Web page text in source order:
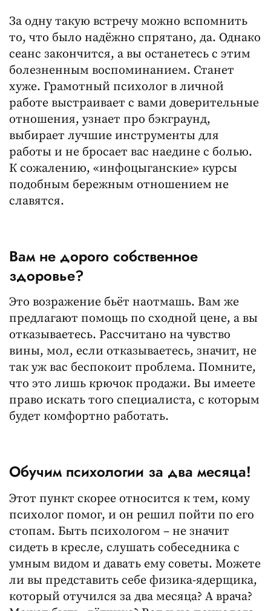
За одну такую встречу можно вспомнить
то, что было надёжно спрятано, да. Однако
сеанс закончится, а вы останетесь с этим
болезненным воспоминанием. Станет
хуже. Грамотный психолог в личной
работе выстраивает с вами доверительные
отношения, узнает про бэкграунд,
выбирает лучшие инструменты для
работы и не бросает вас наедине с болью.
К сожалению, «инфоцыганские» курсы
подобным бережным отношением не
славятся.
Вам не дорого собственное
здоровье?
Это возражение бьёт наотмашь. Вам же
предлагают помощь по сходной цене, а вы
отказываетесь. Рассчитано на чувство
вины, мол, если отказываетесь, значит, не
так уж вас беспокоит проблема. Помните,
что это лишь крючок продажи. Вы имеете
право искать того специалиста, с которым
будет комфортно работать.
Обучим психологии за два месяца!
Этот пункт скорее относится к тем, кому
психолог помог, и он решил пойти по его
стопам. Быть психологом – не значит
сидеть в кресле, слушать собеседника с
умным видом и давать ему советы. Можете
ли вы представить себе физика-ядерщика,
который отучился за два месяца? А врача?